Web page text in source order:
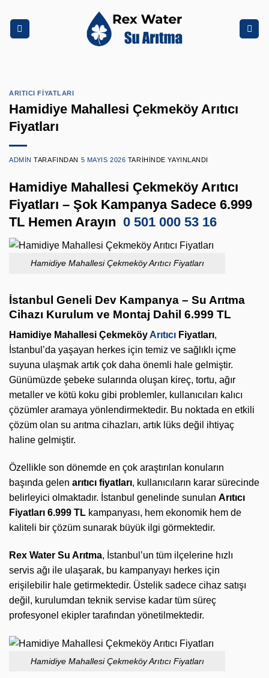
atla
ARITICI FIYATLARI
Hamidiye Mahallesi Çekmeköy Arıtıcı
Fiyatları
ADMIN TARAFINDAN 5 MAYIS 2026 TARIHINDE YAYINLANDI
Hamidiye Mahallesi Çekmeköy Arıtıcı
Fiyatları – Şok Kampanya Sadece 6.999
TL Hemen Arayın 0 501 000 53 16
Hamidiye Mahallesi Çekmeköy Arıtıcı Fiyatları
İstanbul Geneli Dev Kampanya – Su Arıtma
Cihazı Kurulum ve Montaj Dahil 6.999 TL
Hamidiye Mahallesi ÇekmeköyArıtıcı Fiyatları,
İstanbul’da yaşayan herkes için temiz ve sağlıklı içme
suyuna ulaşmak artık çok daha önemli hale gelmiştir.
Günümüzde şebeke sularında oluşan kireç, tortu, ağır
metaller ve kötü koku gibi problemler, kullanıcıları kalıcı
çözümler aramaya yönlendirmektedir. Bu noktada en etkili
çözüm olan su arıtma cihazları, artık lüks değil ihtiyaç
haline gelmiştir.
Özellikle son dönemde en çok araştırılan konuların
başında gelen arıtıcı fiyatları, kullanıcıların karar sürecinde
belirleyici olmaktadır. İstanbul genelinde sunulan Arıtıcı
Fiyatları 6.999 TL kampanyası, hem ekonomik hem de
kaliteli bir çözüm sunarak büyük ilgi görmektedir.
Rex Water Su Arıtma, İstanbul’un tüm ilçelerine hızlı
servis ağı ile ulaşarak, bu kampanyayı herkes için
erişilebilir hale getirmektedir. Üstelik sadece cihaz satışı
değil, kurulumdan teknik servise kadar tüm süreç
profesyonel ekipler tarafından yönetilmektedir.
Hamidiye Mahallesi Çekmeköy Arıtıcı Fiyatları